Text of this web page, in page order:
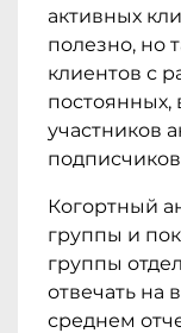
активных
полезно, но
клиентов с
постоянных,
участников
Когортный
группы и
группы
отвечать на
среднем